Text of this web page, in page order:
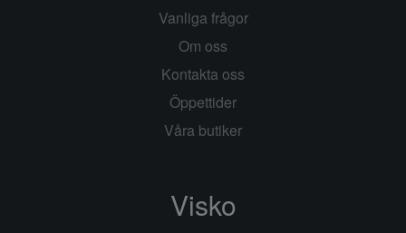
Vanliga frågor
Om oss
Kontakta oss
Öppettider
Våra butiker
Visko